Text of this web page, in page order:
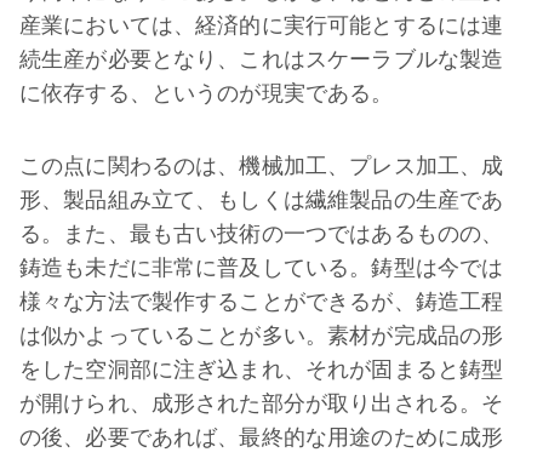
産業においては、経済的に実行可能とするには連
続生産が必要となり、これはスケーラブルな製造
に依存する、というのが現実である。
この点に関わるのは、機械加工、プレス加工、成
形、製品組み立て、もしくは繊維製品の生産であ
る。また、最も古い技術の一つではあるものの、
鋳造も未だに非常に普及している。鋳型は今では
様々な方法で製作することができるが、鋳造工程
は似かよっていることが多い。素材が完成品の形
をした空洞部に注ぎ込まれ、それが固まると鋳型
が開けられ、成形された部分が取り出される。そ
の後、必要であれば、最終的な用途のために成形